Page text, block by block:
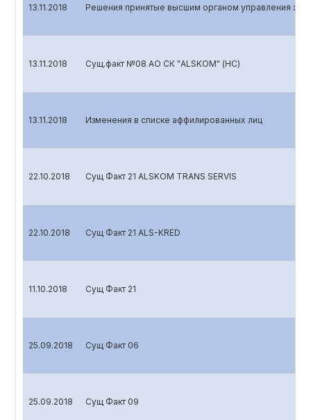
13.11.2018 Решения принятые высшим органом управления
13.11.2018 Сущ.факт №08 АО СК "ALSKOM" (НС)
13.11.2018 Изменения в списке аффилированных лиц
22.10.2018 Сущ Факт 21 ALSKOM TRANS SERVIS
22.10.2018 Сущ Факт 21 ALS-KRED
11.10.2018 Сущ Факт 21
25.09.2018 Сущ Факт 06
25.09.2018 Сущ Факт 09